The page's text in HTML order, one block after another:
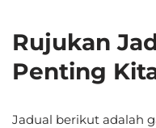
Rujukan
Penting
Jadual berikut adalah